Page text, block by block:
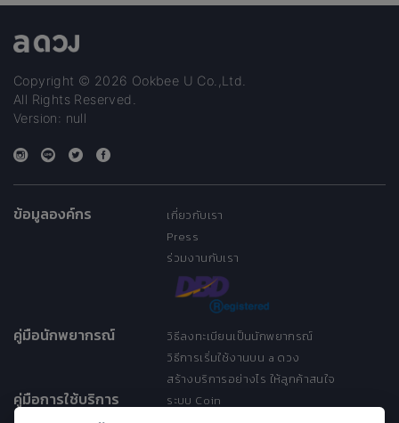
Copyright © 2026 Ookbee U Co.,Ltd.
All Rights Reserved.
Version: null
ข้อมูลองค์กร
เกี่ยวกับเรา
Press
ร่วมงานกับเรา
คู่มือนักพยากรณ์
วิธีลงทะเบียนเป็นนักพยากรณ์
วิธีการเริ่มใช้งานบน a ดวง
สร้างบริการอย่างไร ให้ลูกค้าสนใจ
คู่มือการใช้บริการ
ระบบ Coin